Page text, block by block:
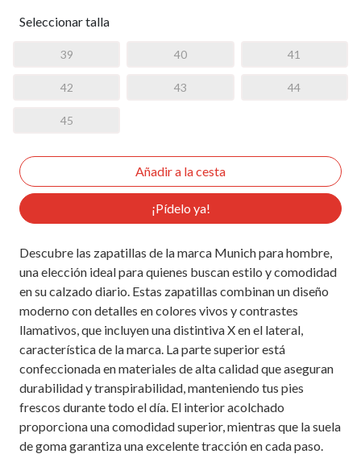
Seleccionar talla
39 40 41
42 43 44
45
¡Pídelo ya!
Descubre las zapatillas de la marca Munich para hombre,
una elección ideal para quienes buscan estilo y comodidad
en su calzado diario. Estas zapatillas combinan un diseño
moderno con detalles en colores vivos y contrastes
llamativos, que incluyen una distintiva X en el lateral,
característica de la marca. La parte superior está
confeccionada en materiales de alta calidad que aseguran
durabilidad y transpirabilidad, manteniendo tus pies
frescos durante todo el día. El interior acolchado
proporciona una comodidad superior, mientras que la suela
de goma garantiza una excelente tracción en cada paso.